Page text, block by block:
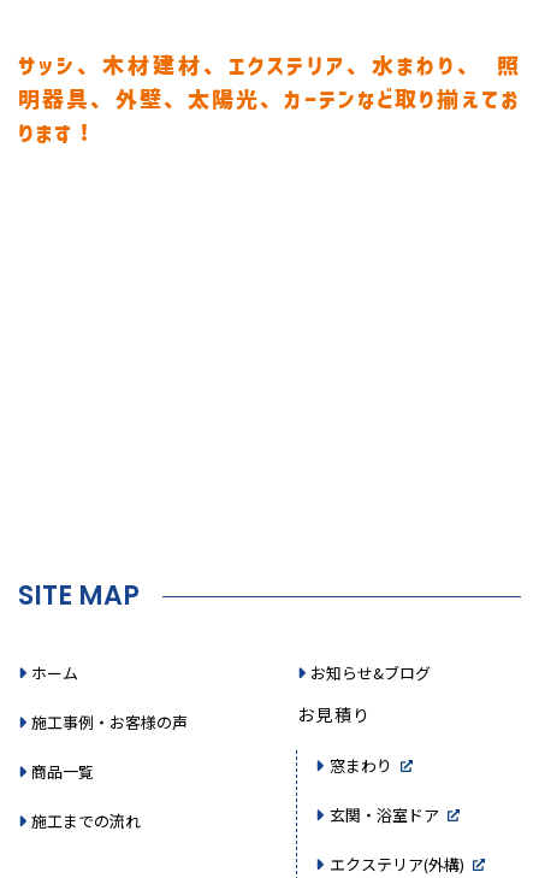
サッシ、木材建材、エクステリア、水まわり、
照
明器具、外壁、太陽光、カーテンなど取り揃えてお
ります！
SITE MAP
ホーム
施工事例・お客様の声
商品一覧
施工までの流れ
お知らせ&ブログ
お見積り
窓まわり
玄関・浴室ドア
エクステリア(外構)